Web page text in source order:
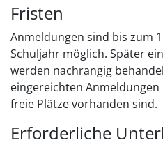
Fristen
Anmeldungen sind bis zum
Schuljahr möglich. Später
werden nachrangig
eingereichten
freie Plätze vorhanden sind.
Erforderliche